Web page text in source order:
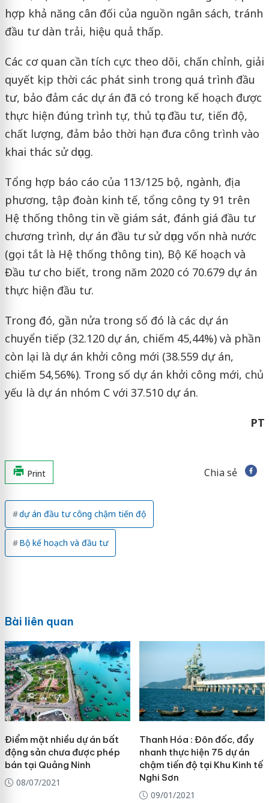
hợp khả năng cân đối của nguồn ngân sách, tránh
đầu tư dàn trải, hiệu quả thấp.
Các cơ quan cần tích cực theo dõi, chấn chỉnh, giải
quyết kịp thời các phát sinh trong quá trình đầu
tư, bảo đảm các dự án đã có trong kế hoạch được
thực hiện đúng trình tự, thủ tục đầu tư, tiến độ,
chất lượng, đảm bảo thời hạn đưa công trình vào
khai thác sử dụng.
Tổng hợp báo cáo của 113/125 bộ, ngành, địa
phương, tập đoàn kinh tế, tổng công ty 91 trên
Hệ thống thông tin về giám sát, đánh giá đầu tư
chương trình, dự án đầu tư sử dụng vốn nhà nước
(gọi tắt là Hệ thống thông tin), Bộ Kế hoạch và
Đầu tư cho biết, trong năm 2020 có 70.679 dự án
thực hiện đầu tư.
Trong đó, gần nửa trong số đó là các dự án
chuyển tiếp (32.120 dự án, chiếm 45,44%) và phần
còn lại là dự án khởi công mới (38.559 dự án,
chiếm 54,56%). Trong số dự án khởi công mới, chủ
yếu là dự án nhóm C với 37.510 dự án.
PT
Print Chia sẻ
dự án đầu tư công chậm tiến độ
Bộ kế hoạch và đầu tư
Bài liên quan
Điểm mặt nhiều dự án bất
động sản chưa được phép
bán tại Quảng Ninh
08/07/2021
Thanh Hóa : Đôn đốc, đẩy
nhanh thực hiện 75 dự án
chậm tiến độ tại Khu Kinh tế
Nghi Sơn
09/01/2021